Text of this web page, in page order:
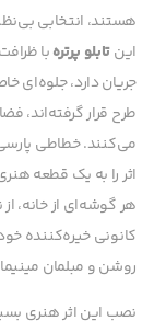
هستند، انتخابی
اینتابلو پرترهبا
جریان دارد، جلوه‌ای
طرح قرار گرفته‌اند،
می‌کنند. خطاطی
اثر را به یک قطعه
هر گوشه‌ای از خانه،
کانونی خیره‌کننده
روشن و مبلمان
نصب این اثر هنری